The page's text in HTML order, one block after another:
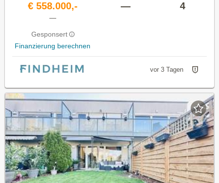
€ 558.000,-
—
Gesponsert
Finanzierung berechnen
— 4
vor 3 Tagen